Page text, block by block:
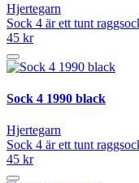
Hjertegarn
Sock 4 är ett tunt
45 kr
Sock 4 1990 black
Hjertegarn
Sock 4 är ett tunt
45 kr